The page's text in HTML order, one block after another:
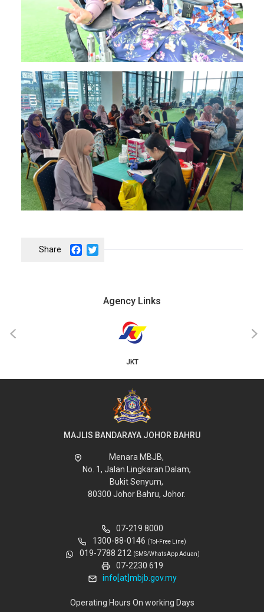
Image
Facebook
Agency Links
JKT
‹ ›
MAJLIS BANDARAYA JOHOR BAHRU
Menara MBJB,
No. 1, Jalan Lingkaran Dalam,
Bukit Senyum,
80300 Johor Bahru, Johor.
07-219 8000
1300-88-0146 (Tol-Free Line)
019-7788 212 (SMS/WhatsApp Aduan)
07-2230 619
info[at]mbjb.gov.my
Operating Hours On working Days